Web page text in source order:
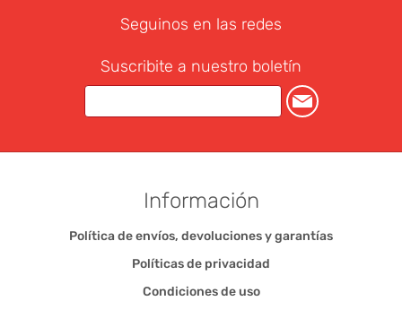
Seguinos en las redes
Suscribite a nuestro boletín
Información
Política de envíos, devoluciones y garantías
Políticas de privacidad
Condiciones de uso